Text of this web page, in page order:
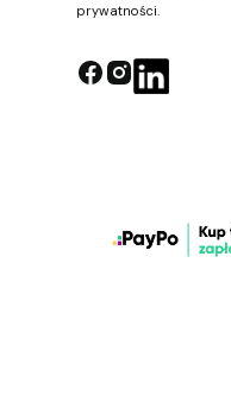
prywatności.